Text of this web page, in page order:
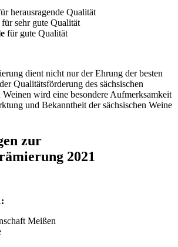
herausragende Qualität
für sehr gute Qualität
für gute Qualität
dient nicht nur der Ehrung der besten
Qualitätsförderung des sächsischen
Weinen wird eine besondere Aufmerksamkeit
und Bekanntheit der sächsischen Weine
zur
2021
Meißen